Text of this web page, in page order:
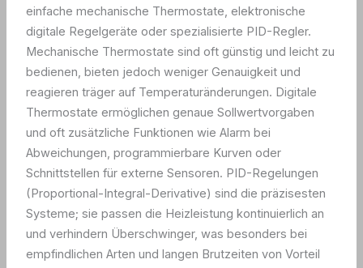
einfache mechanische Thermostate, elektronische
digitale Regelgeräte oder spezialisierte PID-Regler.
Mechanische Thermostate sind oft günstig und leicht zu
bedienen, bieten jedoch weniger Genauigkeit und
reagieren träger auf Temperaturänderungen. Digitale
Thermostate ermöglichen genaue Sollwertvorgaben
und oft zusätzliche Funktionen wie Alarm bei
Abweichungen, programmierbare Kurven oder
Schnittstellen für externe Sensoren. PID-Regelungen
(Proportional-Integral-Derivative) sind die präzisesten
Systeme; sie passen die Heizleistung kontinuierlich an
und verhindern Überschwinger, was besonders bei
empfindlichen Arten und langen Brutzeiten von Vorteil